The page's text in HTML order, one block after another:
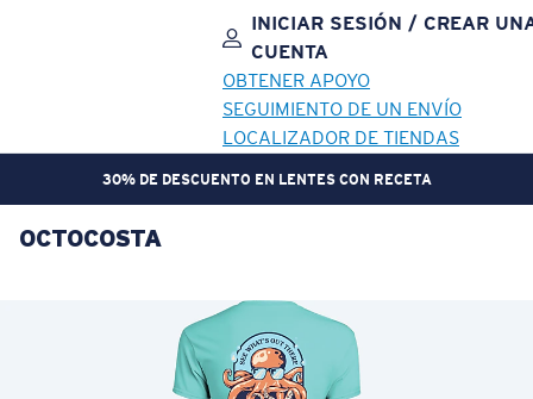
INICIAR SESIÓN / CREAR
CUENTA
OBTENER APOYO
SEGUIMIENTO DE UN ENVÍO
LOCALIZADOR DE TIENDAS
30% DE DESCUENTO EN LENTES CON RECETA
OBJETIVO ACTUALIZADO
Precio:
Cantidad:
OCTOCOSTA